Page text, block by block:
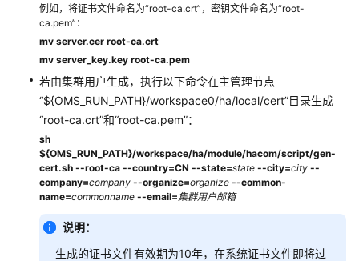
装
MRS
集
群
客
户
提
交
MRS
作
业
例如，将证书文件命名为“root-ca.crt”，密钥文件命名为“root-
ca.pem”：
mv server.cer root-ca.crt
mv server_key.key root-ca.pem
若由集群用户生成，执行以下命令在主管理节点
“${OMS_RUN_PATH}/workspace0/ha/local/cert”目录生成
“root-ca.crt”和“root-ca.pem”：
sh
${OMS_RUN_PATH}/workspace/ha/module/hacom/script/gen-
cert.sh --root-ca --country=CN --state=state --city=city --
company=company --organize=organize --common-
name=commonname --email=集群用户邮箱
说明：
生成的证书文件有效期为10年，在系统证书文件即将过